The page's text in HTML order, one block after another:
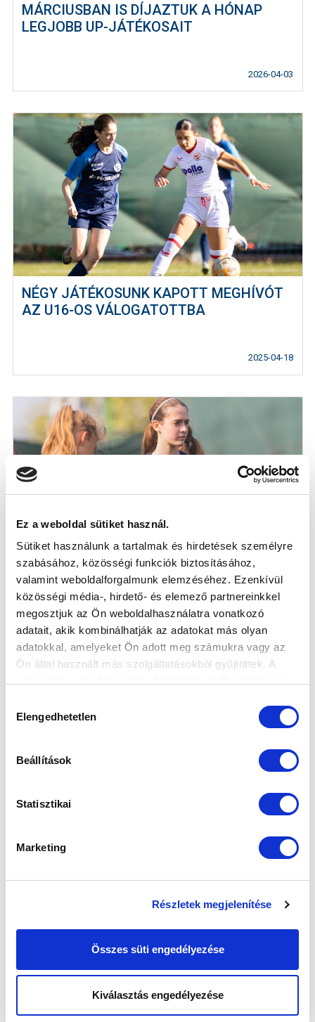
Ez a weboldal sütiket használ.
Sütiket használunk a tartalmak és hirdetések személyre
szabásához, közösségi funkciók biztosításához,
valamint weboldalforgalmunk elemzéséhez. Ezenkívül
közösségi média-, hirdető- és elemező partnereinkkel
megosztjuk az Ön weboldalhasználatra vonatkozó
adatait, akik kombinálhatják az adatokat más olyan
adatokkal, amelyeket Ön adott meg számukra vagy az
Ön által használt más szolgáltatásokból gyűjtöttek. A
kiválasztása
Elengedhetetlen
Beállítások
Statisztikai
Marketing
Részletek megjelenítése
Összes süti engedélyezése
Kiválasztás engedélyezése
MÁRCIUSBAN IS DÍJAZTUK A HÓNAP
LEGJOBB UP-JÁTÉKOSAIT
2026-04-03
NÉGY JÁTÉKOSUNK KAPOTT MEGHÍVÓT
AZ U16-OS VÁLOGATOTTBA
2025-04-18
UTÁNPÓTLÁS: AZ IDEI SZEZONBAN IS
DÍJAZZUK A HÓNAP LEGJOBBJAIT